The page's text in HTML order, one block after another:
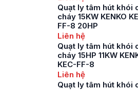
Quạt ly tâm hút khói
cháy 15KW KENKO
FF-8 20HP
Liên hệ
Quạt ly tâm hút khói
cháy 15HP 11KW
KEC-FF-8
Liên hệ
Quạt ly tâm hút khói